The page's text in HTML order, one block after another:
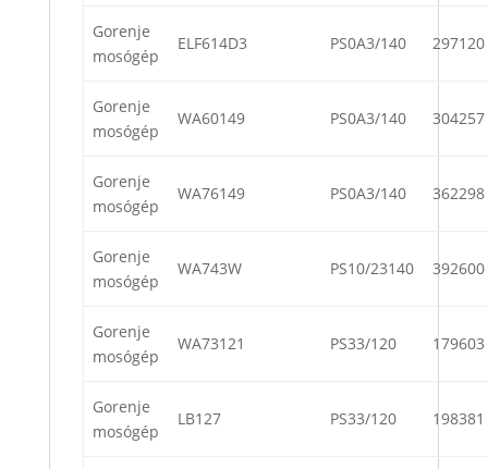
Gorenje
mosógép
ELF614D3 PS0A3/140 297120
Gorenje
mosógép
WA60149 PS0A3/140 304257
Gorenje
mosógép
WA76149 PS0A3/140 362298
Gorenje
mosógép
WA743W PS10/23140 392600
Gorenje
mosógép
WA73121 PS33/120 179603
Gorenje
mosógép
LB127 PS33/120 198381